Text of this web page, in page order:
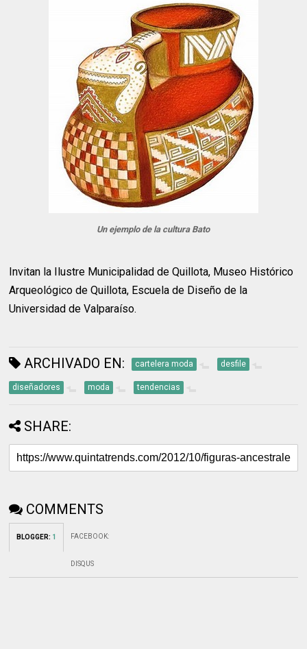
Un ejemplo de la cultura Bato
Invitan la Ilustre Municipalidad de Quillota, Museo Histórico
Arqueológico de Quillota, Escuela de Diseño de la
Universidad de Valparaíso.
ARCHIVADO EN: cartelera moda desfile
diseñadores moda tendencias
SHARE:
COMMENTS
BLOGGER: 1 FACEBOOK:
DISQUS